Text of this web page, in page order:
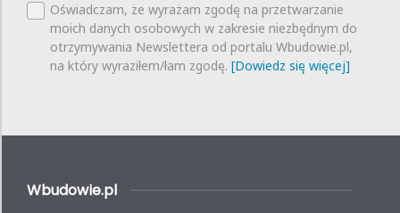
Oświadczam, że wyrażam zgodę na przetwarzanie
moich danych osobowych w zakresie niezbędnym do
otrzymywania Newslettera od portalu Wbudowie.pl,
na który wyraziłem/łam zgodę. [Dowiedz się więcej]
Wbudowie.pl